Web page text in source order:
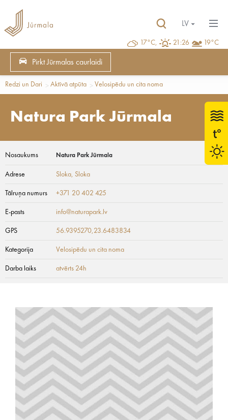
17°C, 21:26 19°C
LV
Pirkt Jūrmalas caurlaidi
Redzi un Dari Aktīvā atpūta Velosipēdu un cita noma
Natura Park Jūrmala
Nosaukums Natura Park Jūrmala
Adrese Sloka, Sloka
Tālruņa numurs +371 20 402 425
E-pasts info@naturapark.lv
GPS 56.9395270,23.6483834
Kategorija Velosipēdu un cita noma
Darba laiks atvērts 24h